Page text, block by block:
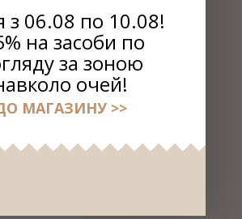
з 06.08 по 10.08!
на засоби по
за зоною
очей!
МАГАЗИНУ >>